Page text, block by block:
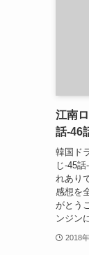
江南
話-46
韓国ド
じ-45
れあり
感想を
がとう
ンジン
2018